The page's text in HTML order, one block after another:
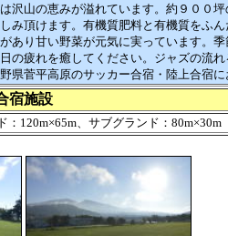
山の恵みが溢れています。約９００坪
み頂けます。有機質肥料と有機質をふ
あり甘い野菜が元気に実っています。
の疲れを癒してください。ジャズの流
県菅平高原のサッカー合宿・陸上合宿
宿施設
120m×65m、サブグランド：80m×30m